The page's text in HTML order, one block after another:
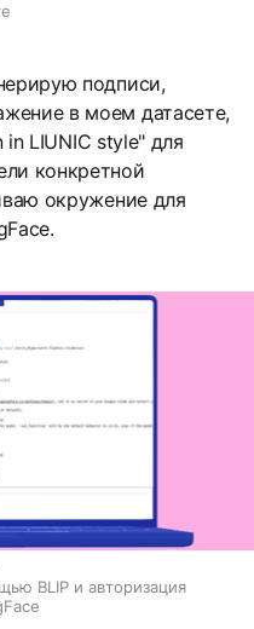
подписи,
в моем датасете,
LIUNIC style" для
конкретной
окружение для
BLIP и авторизация